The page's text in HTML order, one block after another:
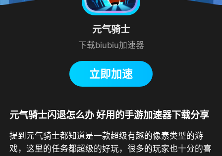
元气骑士
下载biubiu加速器
立即加速
元气骑士闪退怎么办 好用的手游加速器下载分享
提到元气骑士都知道是一款超级有趣的像素类型的游
戏，这里的任务都超级的好玩，很多的玩家也十分的喜